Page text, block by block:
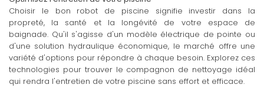
Choisir le bon robot de piscine signifie investir dans la
propreté, la santé et la longévité de votre espace de
baignade. Qu'il s'agisse d'un modèle électrique de pointe ou
d'une solution hydraulique économique, le marché offre une
variété d'options pour répondre à chaque besoin. Explorez ces
technologies pour trouver le compagnon de nettoyage idéal
qui rendra l'entretien de votre piscine sans effort et efficace.